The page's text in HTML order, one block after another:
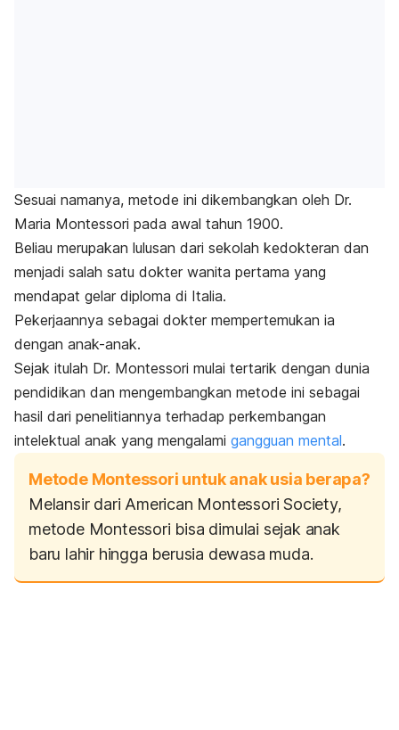
Sesuai namanya, metode ini dikembangkan oleh Dr.
Maria Montessori pada awal tahun 1900.
Beliau merupakan lulusan dari sekolah kedokteran dan
menjadi salah satu dokter wanita pertama yang
mendapat gelar diploma di Italia.
Pekerjaannya sebagai dokter mempertemukan ia
dengan anak-anak.
Sejak itulah Dr. Montessori mulai tertarik dengan dunia
pendidikan dan mengembangkan metode ini sebagai
hasil dari penelitiannya terhadap perkembangan
intelektual anak yang mengalami gangguan mental.
Metode Montessori untuk anak usia berapa?
Melansir dari American Montessori Society,
metode Montessori bisa dimulai sejak anak
baru lahir hingga berusia dewasa muda.